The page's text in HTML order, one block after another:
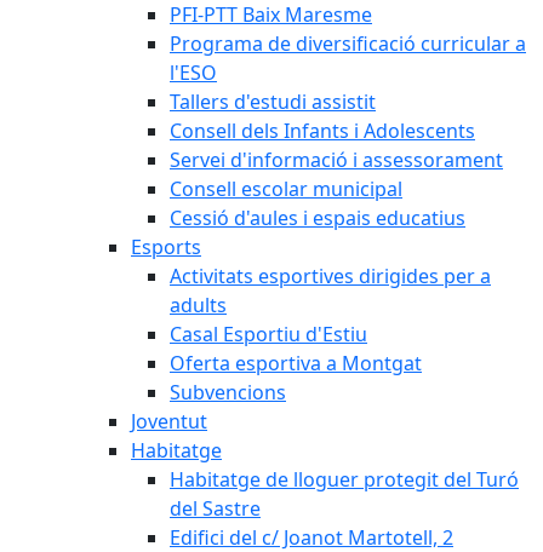
PFI-PTT Baix Maresme
Programa de diversificació curricular a
l'ESO
Tallers d'estudi assistit
Consell dels Infants i Adolescents
Servei d'informació i assessorament
Consell escolar municipal
Cessió d'aules i espais educatius
Esports
Activitats esportives dirigides per a
adults
Casal Esportiu d'Estiu
Oferta esportiva a Montgat
Subvencions
Joventut
Habitatge
Habitatge de lloguer protegit del Turó
del Sastre
Edifici del c/ Joanot Martotell, 2